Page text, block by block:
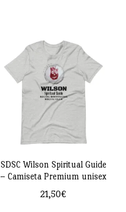
producto
tiene
múltiples
variantes.
Las
opciones
se
pueden
elegir
en
SDSC Wilson Spiritual Guide
– Camiseta Premium unisex
21,50€